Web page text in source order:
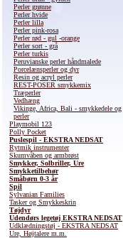
Perler grønne
Perler hvide
Perler lilla
Perler pink-rosa
Perler rød - gul -orange
Perler sort - grå
Perler turkis
Peruvianske perler håndmalede
Porcelænsperler og dyr
Resin og acryl perler
REST-POSER smykkemix
Træperler
Vedhæng
Vikinge, Africa, Bali - smykkedele og
perler
Playmobil 123
Polly Pocket
Puslespil - EKSTRA NEDSAT
Rytmik instrumenter
Skumvåben og armbrøst
Smykker, Solbriller, Ure
Smykketilbehør
Småbørn 0-3 år
Spil
Sylvanian Families
Tasker og Smykkeskrin
Tøjdyr
Udendørs legetøj EKSTRA NEDSAT
Udklædningstøj - EKSTRA NEDSAT
Ure, Højtalere m.m.